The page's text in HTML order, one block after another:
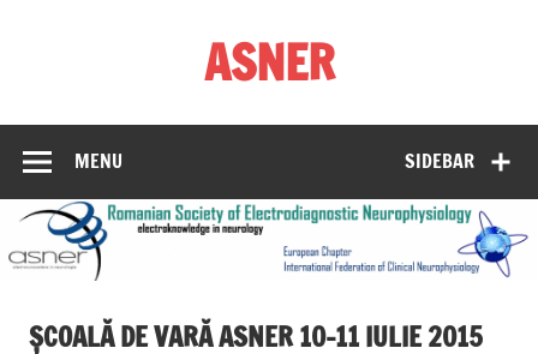
ASNER
din România
SIDEBAR
MENU
ȘCOALĂ DE VARĂ ASNER 10-11 IULIE 2015